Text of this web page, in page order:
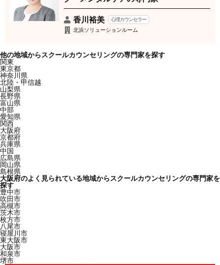
香川裕美 心理カウンセラー
北浜ソリューションルーム
他の地域からスクールカウンセリングの専門家を探す
関東
東京都
神奈川県
北陸・甲信越
山梨県
長野県
富山県
中部
愛知県
関西
大阪府
京都府
兵庫県
中国
広島県
岡山県
島根県
大阪府のよく見られている地域からスクールカウンセリングの専門家を
探す
豊中市
吹田市
高槻市
茨木市
枚方市
八尾市
寝屋川市
東大阪市
大阪市
和泉市
堺市